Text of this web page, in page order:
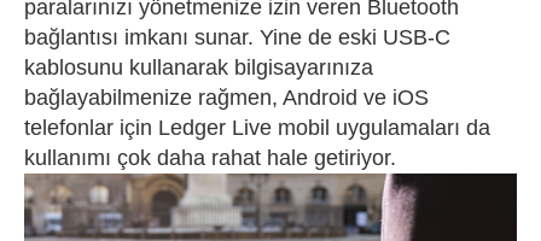
paralarınızı yönetmenize izin veren Bluetooth
bağlantısı imkanı sunar. Yine de eski USB-C
kablosunu kullanarak bilgisayarınıza
bağlayabilmenize rağmen, Android ve iOS
telefonlar için Ledger Live mobil uygulamaları da
kullanımı çok daha rahat hale getiriyor.